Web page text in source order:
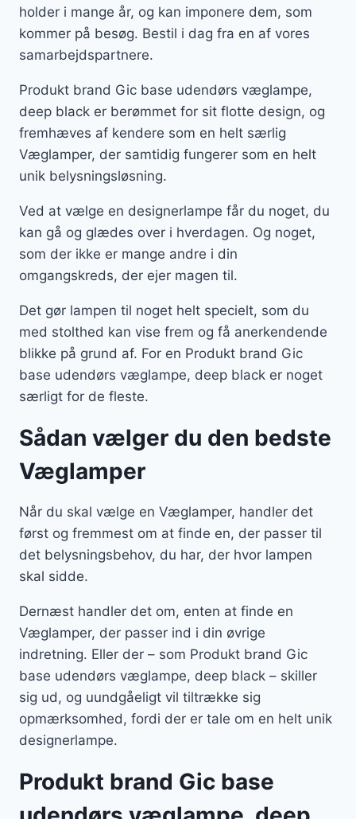
holder i mange år, og kan imponere dem, som
kommer på besøg. Bestil i dag fra en af vores
samarbejdspartnere.
Produkt brand Gic base udendørs væglampe,
deep black er berømmet for sit flotte design, og
fremhæves af kendere som en helt særlig
Væglamper, der samtidig fungerer som en helt
unik belysningsløsning.
Ved at vælge en designerlampe får du noget, du
kan gå og glædes over i hverdagen. Og noget,
som der ikke er mange andre i din
omgangskreds, der ejer magen til.
Det gør lampen til noget helt specielt, som du
med stolthed kan vise frem og få anerkendende
blikke på grund af. For en Produkt brand Gic
base udendørs væglampe, deep black er noget
særligt for de fleste.
Sådan vælger du den bedste
Væglamper
Når du skal vælge en Væglamper, handler det
først og fremmest om at finde en, der passer til
det belysningsbehov, du har, der hvor lampen
skal sidde.
Dernæst handler det om, enten at finde en
Væglamper, der passer ind i din øvrige
indretning. Eller der – som Produkt brand Gic
base udendørs væglampe, deep black – skiller
sig ud, og uundgåeligt vil tiltrække sig
opmærksomhed, fordi der er tale om en helt unik
designerlampe.
Produkt brand Gic base